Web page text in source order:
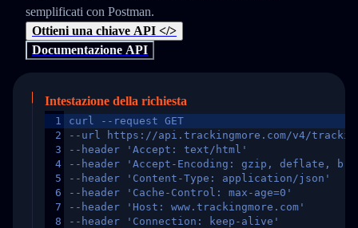
semplificati con Postman.
Ottieni una chiave API </>
Documentazione API
Intestazione della richiesta
1
2
3
4
5
6
7
8
curl --request GET
--url https://api.trackingmore.com/v4/trackings/
--header 'Accept: text/html'
--header 'Accept-Encoding: gzip, deflate,
--header 'Content-Type: application/json'
--header 'Cache-Control: max-age=0'
--header 'Host: www.trackingmore.com'
--header 'Connection: keep-alive'